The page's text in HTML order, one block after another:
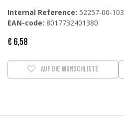
Internal Reference: 52257-00-103
EAN-code: 8017732401380
€ 6,58
Auf die Wunschliste